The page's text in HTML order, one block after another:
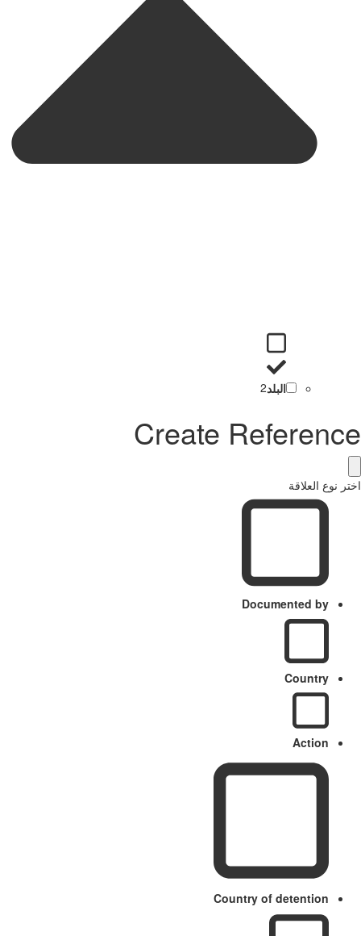
البلد2
Create Reference
اختر نوع العلاقة
Documented by
Country
Action
Country of detention